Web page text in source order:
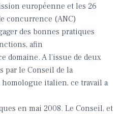
européenne et les 26
concurrence (ANC)
des bonnes pratiques
afin
domaine. A l’issue de deux
par le Conseil de la
italien, ce travail a
en mai 2008. Le Conseil, et